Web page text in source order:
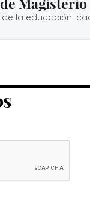
de la educación,